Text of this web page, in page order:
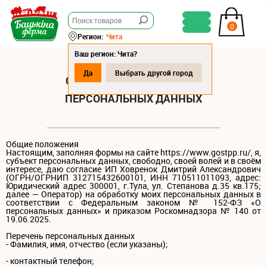
0
Регион: Чита
Ваш регион: Чита?
Да
Выбрать другой город
СОГЛАСИЕ НА ОБРАБОТКУ
ПЕРСОНАЛЬНЫХ ДАННЫХ
Общие положения
Настоящим, заполняя формы на сайте https://www.gostpp.ru/, я,
субъект персональных данных, свободно, своей волей и в своём
интересе, даю согласие ИП Ховренок Дмитрий Александрович
(ОГРН/ОГРНИП 312715432600101, ИНН 710511011093, адрес:
Юридический адрес 300001, г.Тула, ул. Степанова д.35 кв.175;
далее — Оператор) на обработку моих персональных данных в
соответствии с Федеральным законом № 152-ФЗ «О
персональных данных» и приказом Роскомнадзора № 140 от
19.06.2025.
Перечень персональных данных
- Фамилия, имя, отчество (если указаны);
- контактный телефон;